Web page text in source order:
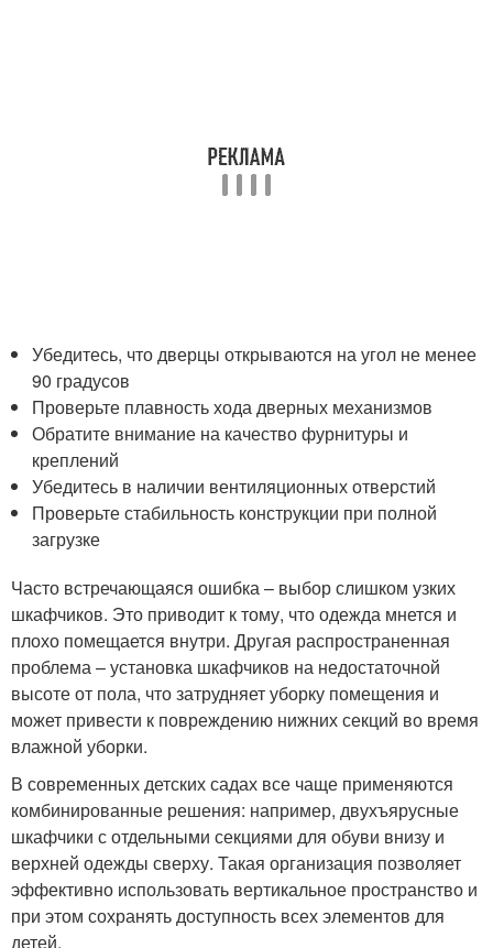
Убедитесь, что дверцы открываются на угол не менее
90 градусов
Проверьте плавность хода дверных механизмов
Обратите внимание на качество фурнитуры и
креплений
Убедитесь в наличии вентиляционных отверстий
Проверьте стабильность конструкции при полной
загрузке
Часто встречающаяся ошибка – выбор слишком узких
шкафчиков. Это приводит к тому, что одежда мнется и
плохо помещается внутри. Другая распространенная
проблема – установка шкафчиков на недостаточной
высоте от пола, что затрудняет уборку помещения и
может привести к повреждению нижних секций во время
влажной уборки.
В современных детских садах все чаще применяются
комбинированные решения: например, двухъярусные
шкафчики с отдельными секциями для обуви внизу и
верхней одежды сверху. Такая организация позволяет
эффективно использовать вертикальное пространство и
при этом сохранять доступность всех элементов для
детей.